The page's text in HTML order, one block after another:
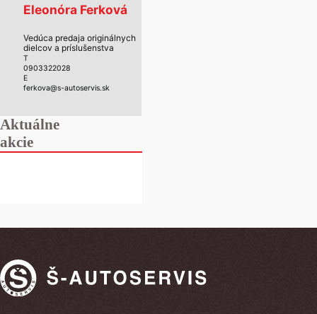
Eleonóra Ferková
Vedúca predaja originálnych
dielcov a príslušenstva
T
0903322028
E
ferkova@s-autoservis.sk
Aktuálne
akcie